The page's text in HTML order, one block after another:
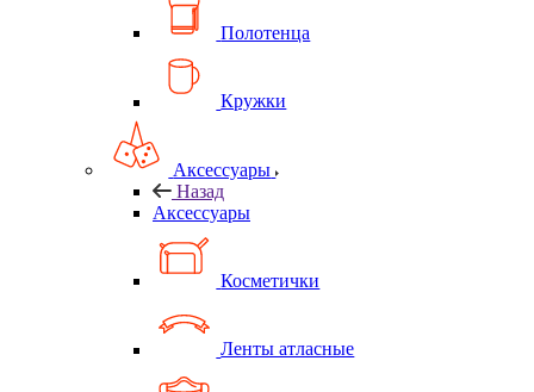
Полотенца
Кружки
Аксессуары
Назад
Аксессуары
Косметички
Ленты атласные